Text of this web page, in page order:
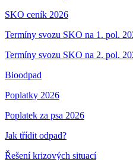
SKO ceník 2026
Termíny svozu SKO na 1. pol.
Termíny svozu SKO na 2. pol.
Bioodpad
Poplatky 2026
Poplatek za psa 2026
Jak třídit odpad?
Řešení krizových situací